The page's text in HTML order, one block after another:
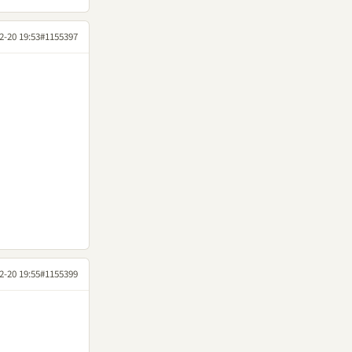
20 19:53#1155397
20 19:55#1155399